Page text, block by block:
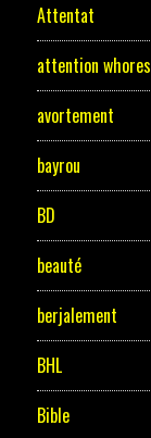
Attentat
attention whores
avortement
bayrou
BD
beauté
berjalement
BHL
Bible